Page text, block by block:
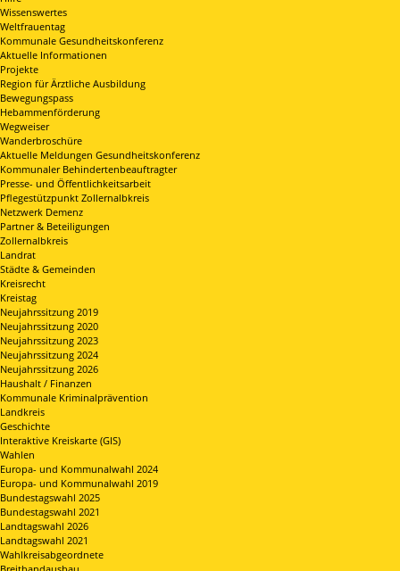
Wissenswertes
Weltfrauentag
Kommunale Gesundheitskonferenz
Aktuelle Informationen
Projekte
Region für Ärztliche Ausbildung
Bewegungspass
Hebammenförderung
Wegweiser
Wanderbroschüre
Aktuelle Meldungen Gesundheitskonferenz
Kommunaler Behindertenbeauftragter
Presse- und Öffentlichkeitsarbeit
Pflegestützpunkt Zollernalbkreis
Netzwerk Demenz
Partner & Beteiligungen
Zollernalbkreis
Landrat
Städte & Gemeinden
Kreisrecht
Kreistag
Neujahrssitzung 2019
Neujahrssitzung 2020
Neujahrssitzung 2023
Neujahrssitzung 2024
Neujahrssitzung 2026
Haushalt / Finanzen
Kommunale Kriminalprävention
Landkreis
Geschichte
Interaktive Kreiskarte (GIS)
Wahlen
Europa- und Kommunalwahl 2024
Europa- und Kommunalwahl 2019
Bundestagswahl 2025
Bundestagswahl 2021
Landtagswahl 2026
Landtagswahl 2021
Wahlkreisabgeordnete